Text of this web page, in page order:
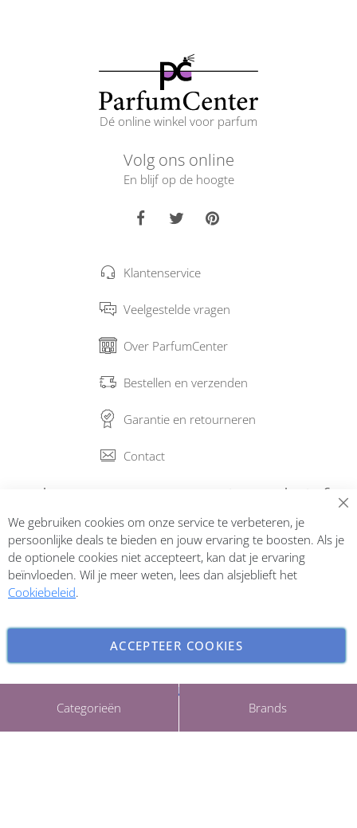
Categorieën Brands
Dé online winkel voor parfum
Volg ons online
En blijf op de hoogte
Klantenservice
Veelgestelde vragen
Over ParfumCenter
Bestellen en verzenden
Garantie en retourneren
Contact
Abonneer op onze nieuwsbrief
Inschrijven
Copyright © 2026 ParfumCenter.nl. All rights reserved.
We gebruiken cookies om onze service te verbeteren, je
persoonlijke deals te bieden en jouw ervaring te boosten. Als je
de optionele cookies niet accepteert, kan dat je ervaring
beïnvloeden. Wil je meer weten, lees dan alsjeblieft het
Cookiebeleid.
ACCEPTEER COOKIES
INSTELLINGEN AANPASSEN